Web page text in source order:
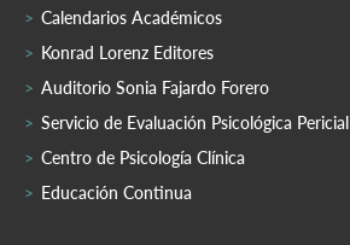
Calendarios Académicos
Konrad Lorenz Editores
Auditorio Sonia Fajardo Forero
Servicio de Evaluación Psicológica Pericial
Centro de Psicología Clínica
Educación Continua